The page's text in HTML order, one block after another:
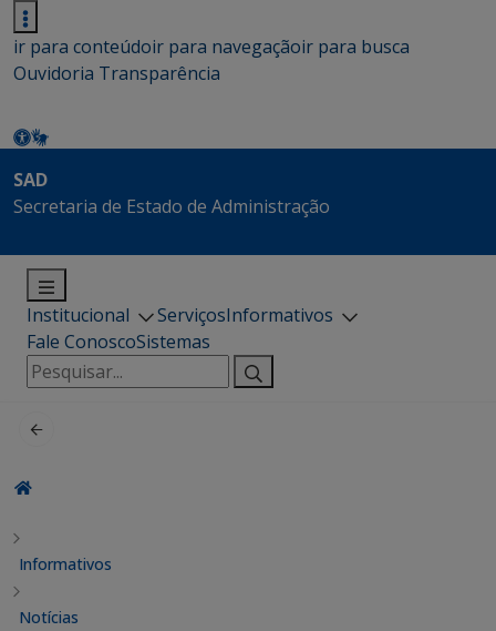
ir para conteúdoir para navegaçãoir para busca
Ouvidoria Transparência
SAD
Secretaria de Estado de Administração
Institucional ServiçosInformativos
Fale ConoscoSistemas
Pesquisar
por:
Informativos
Notícias